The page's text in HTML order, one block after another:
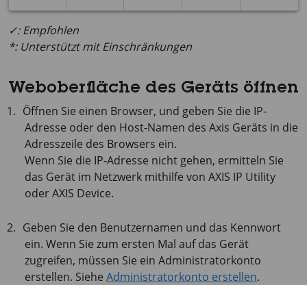
✓: Empfohlen
*: Unterstützt mit Einschränkungen
Weboberfläche des Geräts öffnen
Öffnen Sie einen Browser, und geben Sie die IP-
Adresse oder den Host-Namen des Axis Geräts in die
Adresszeile des Browsers ein.
Wenn Sie die IP-Adresse nicht gehen, ermitteln Sie
das Gerät im Netzwerk mithilfe von AXIS IP Utility
oderAXIS Device.
Geben Sie den Benutzernamen und das Kennwort
ein. Wenn Sie zum ersten Mal auf das Gerät
zugreifen, müssen Sie ein Administratorkonto
erstellen. Siehe Administratorkonto erstellen.